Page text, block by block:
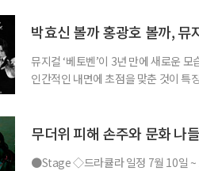
드 강릉 여행을 계획하고 있다면 하슬
박효신 볼까 홍광호 볼까, 뮤
뮤지컬 ‘베토벤’이 3년 만에 새로운
인간적인 내면에 초점을 맞춘 것이 특
현, •프란츠 브렌타노 : 박시원, 최호중
무더위 피해 손주와 문화 나
●Stage ◇드라큘라 일정 7월 10일 ~